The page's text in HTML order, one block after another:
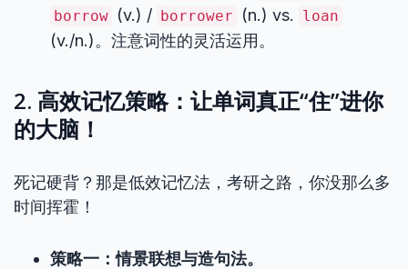
borrow (v.) / borrower (n.) vs. loan
(v./n.)。注意词性的灵活运用。
2. 高效记忆策略：让单词真正“住”进你
的大脑！
死记硬背？那是低效记忆法，考研之路，你没那么多
时间挥霍！
策略一：情景联想与造句法。